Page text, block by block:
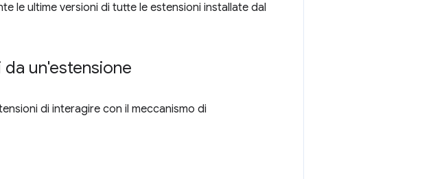
le ultime versioni di tutte le estensioni installate dal
un'estensione
di interagire con il meccanismo di